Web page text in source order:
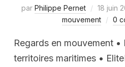
par Philippe Pernet 18 juin
mouvement
0
Regards en mouvement •
territoires maritimes •